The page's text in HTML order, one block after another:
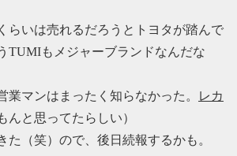
らいは売れるだろうとトヨタが踏んで
TUMIもメジャーブランドなんだな
業マンはまったく知らなかった。
レカ
んと思ってたらしい）
た（笑）ので、後日続報するかも。